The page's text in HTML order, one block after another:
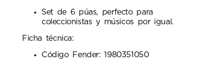
Set de 6 púas, perfecto para
coleccionistas y músicos por igual.
Ficha técnica:
Código Fender: 1980351050